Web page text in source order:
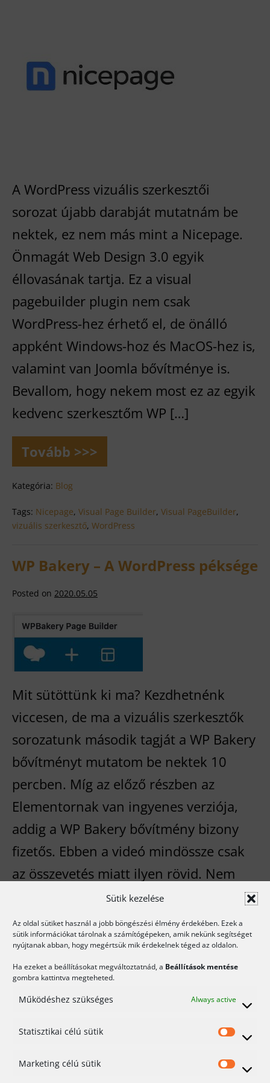
Sütik kezelése
Az oldal sütiket használ a jobb böngészési élmény érdekében. Ezek a
sütik információkat tárolnak a számítógépeken, amik nekünk segítséget
nyújtanak abban, hogy megértsük mik érdekelnek téged az oldalon.
Ha ezeket a beállításokat megváltoztatnád, a Beállítások mentése
gombra kattintva megteheted.
Működéshez szükséges Always active
Statisztikai célú sütik
célú
Marketing célú sütik
túl
kedves,
A WordPress vizuális szerkesztői
sorozat újabb darabját mutatnám be
nektek, ez nem más mint a Nicepage.
Önmagát Web Design 3.0 egyik
éllovasának tartja. Ez a visual
pagebuilder plugin nem csak
WordPress-hez érhető el, de önálló
appként Windows-hoz és MacOS-hez is,
valamint van Joomla bővítménye is.
Bevallom, hogy nekem most ez az egyik
kedvenc szerkesztőm WP […]
Tovább >>>
Nicepage
–
Nem
kedves,
de
Kategória: Blog
Tags: Nicepage, Visual Page Builder, Visual PageBuilder,
vizuális szerkesztő, WordPress
WP Bakery – A WordPress péksége
Posted on 2020.05.05
WP
Bakery
–
A
WordPress
péksége
Mit sütöttünk ki ma? Kezdhetnénk
viccesen, de ma a vizuális szerkesztők
sorozatunk második tagját a WP Bakery
bővítményt mutatom be nektek 10
percben. Míg az előző részben az
Elementornak van ingyenes verziója,
addig a WP Bakery bővítmény bizony
fizetős. Ebben a videó mindössze csak
az összevetés miatt ilyen rövid. Nem
törekedtem a teljes bemutatásra, hisz
hasonló elvek […]
WP
Bakery
A
péksége
szerkesztő,WordPress,
7 +1 kérdés amit fel kell tenni